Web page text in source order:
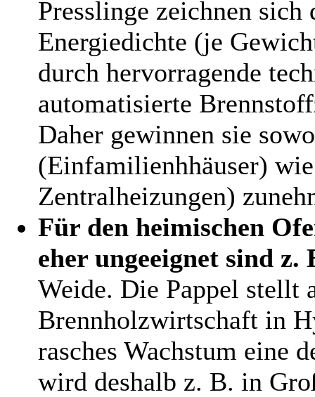
Presslinge zeichnen
Energiedichte (je
durch hervorragende
automatisierte
Daher gewinnen sie
(Einfamilienhhäuser)
Zentralheizungen)
Für den heimischen
eher ungeeignet sind z.
Weide. Die Pappel stellt
Brennholzwirtschaft in
rasches Wachstum eine
wird deshalb z. B. in